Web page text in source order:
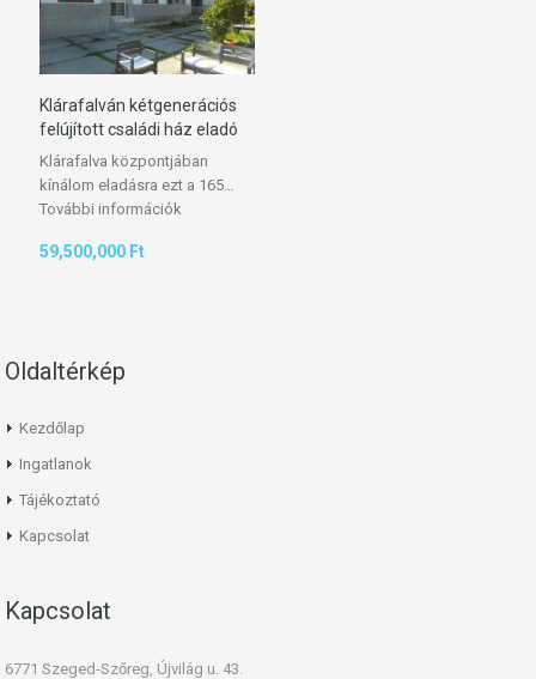
Klárafalván kétgenerációs
felújított családi ház eladó
Klárafalva központjában
kínálom eladásra ezt a 165…
További információk
59,500,000 Ft
Oldaltérkép
Kezdőlap
Ingatlanok
Tájékoztató
Kapcsolat
Kapcsolat
6771 Szeged-Szőreg, Újvilág u. 43.